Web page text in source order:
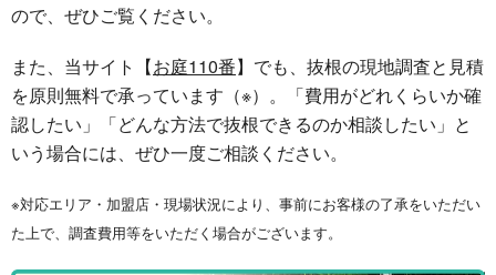
ので、ぜひご覧ください。
また、当サイト【お庭110番】でも、抜根の現地調査と見積
を原則無料で承っています（※）。「費用がどれくらいか確
認したい」「どんな方法で抜根できるのか相談したい」と
いう場合には、ぜひ一度ご相談ください。
※対応エリア・加盟店・現場状況により、事前にお客様の了承をいただい
た上で、調査費用等をいただく場合がございます。